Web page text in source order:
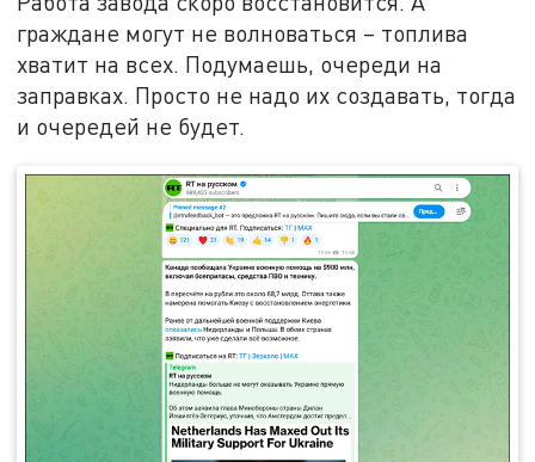
граждане могут не волноваться – топлива
хватит на всех. Подумаешь, очереди на
заправках. Просто не надо их создавать, тогда
и очередей не будет.